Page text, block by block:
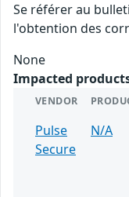
Se référer au
l'obtention des
None
Impacted
VENDOR
Pulse
Secure
N/A